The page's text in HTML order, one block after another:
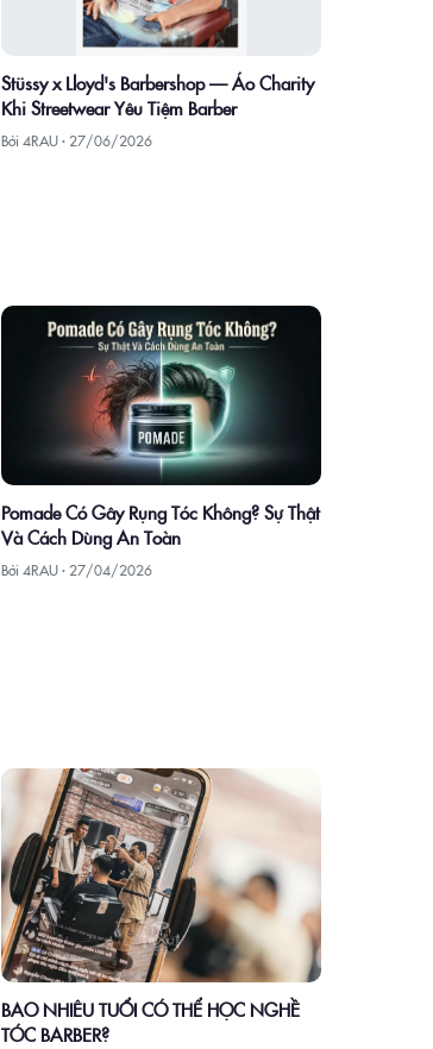
Stüssy x Lloyd's Barbershop — Áo Charity
Khi Streetwear Yêu Tiệm Barber
Bởi 4RAU · 27/06/2026
Pomade Có Gây Rụng Tóc Không? Sự Thật
Và Cách Dùng An Toàn
Bởi 4RAU · 27/04/2026
BAO NHIÊU TUỔI CÓ THỂ HỌC NGHỀ
TÓC BARBER?